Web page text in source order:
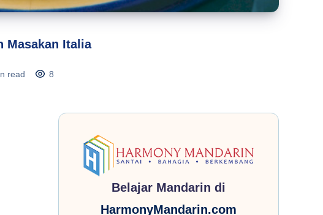
Masakan Italia
read 8
Belajar Mandarin di
HarmonyMandarin.com